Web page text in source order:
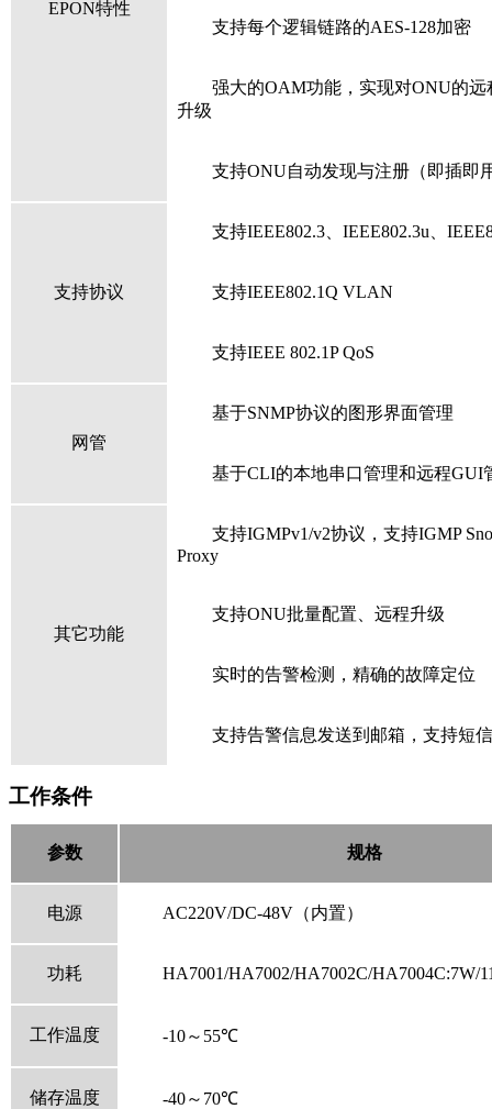
EPON特性
支持每个逻辑链路的AES-128加密
强大的OAM功能，实现对ONU的远
升级
支持ONU自动发现与注册（即插即
支持协议
支持IEEE802.3 IEEE802.3u
支持IEEE802.1Q VLAN
支持IEEE 802.1P QoS
网管
基于SNMP协议的图形界面管理
基于CLI的本地串口管理和远程GUI
其它功能
支持IGMPv1/v2协议，支持IGMP
Proxy
支持ONU批量配置、远程升级
实时的告警检测，精确的故障定位
支持告警信息发送到邮箱，支持短
工作条件
参数 规格
电源 AC220V/DC-48V（内置）
功耗 HA7001/HA7002/HA7002C/HA7004C:7W/
工作温度 -10～ 55℃
储存温度 -40～ 70℃